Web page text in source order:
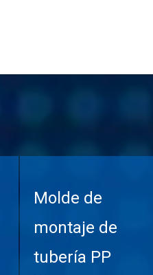
Molde de
montaje de
tubería PP